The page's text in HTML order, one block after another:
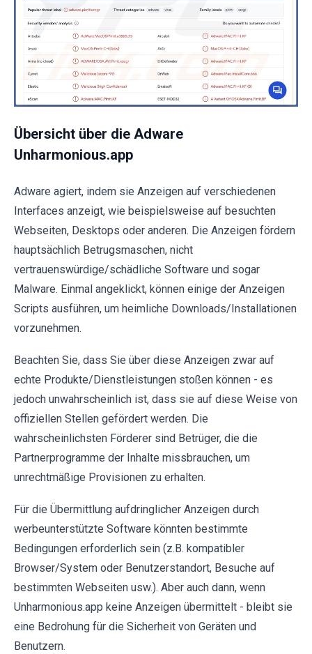
Übersicht über die Adware
Unharmonious.app
Adware agiert, indem sie Anzeigen auf verschiedenen
Interfaces anzeigt, wie beispielsweise auf besuchten
Webseiten, Desktops oder anderen. Die Anzeigen fördern
hauptsächlich Betrugsmaschen, nicht
vertrauenswürdige/schädliche Software und sogar
Malware. Einmal angeklickt, können einige der Anzeigen
Scripts ausführen, um heimliche Downloads/Installationen
vorzunehmen.
Beachten Sie, dass Sie über diese Anzeigen zwar auf
echte Produkte/Dienstleistungen stoßen können - es
jedoch unwahrscheinlich ist, dass sie auf diese Weise von
offiziellen Stellen gefördert werden. Die
wahrscheinlichsten Förderer sind Betrüger, die die
Partnerprogramme der Inhalte missbrauchen, um
unrechtmäßige Provisionen zu erhalten.
Für die Übermittlung aufdringlicher Anzeigen durch
werbeunterstützte Software könnten bestimmte
Bedingungen erforderlich sein (z.B. kompatibler
Browser/System oder Benutzerstandort, Besuche auf
bestimmten Webseiten usw.). Aber auch dann, wenn
Unharmonious.app keine Anzeigen übermittelt - bleibt sie
eine Bedrohung für die Sicherheit von Geräten und
Benutzern.